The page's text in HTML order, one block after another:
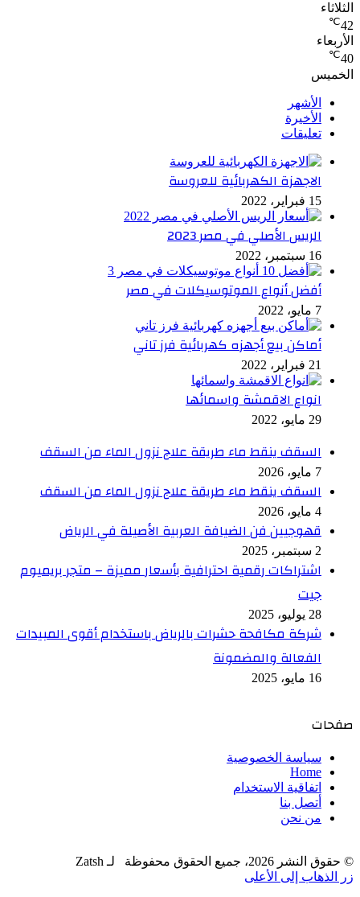
الثلاثاء
42
℃
الأربعاء
40
℃
الخميس
الأشهر
الأخيرة
تعليقات
الاجهزة الكهربائية للعروسة
15 فبراير، 2022
الريس الأصلي في مصر 2023
16 سبتمبر، 2022
أفضل أنواع الموتوسيكلات في مصر
7 مايو، 2022
أماكن بيع أجهزه كهربائية فرز تاني
21 فبراير، 2022
انواع الاقمشة واسمائها
29 مايو، 2022
السقف ينقط ماء طريقة علاج نزول الماء من السقف
7 مايو، 2026
السقف ينقط ماء طريقة علاج نزول الماء من السقف
4 مايو، 2026
قهوجيين فن الضيافة العربية الأصيلة في الرياض
2 سبتمبر، 2025
اشتراكات رقمية احترافية بأسعار مميزة – متجر بريميوم
جيت
28 يوليو، 2025
شركة مكافحة حشرات بالرياض باستخدام أقوى المبيدات
الفعالة والمضمونة
16 مايو، 2025
صفحات
سياسة الخصوصية
Home
اتفاقية الاستخدام
أتصل بنا
من نحن
© حقوق النشر 2026، جميع الحقوق محفوظة لـ Zatsh
زر الذهاب إلى الأعلى